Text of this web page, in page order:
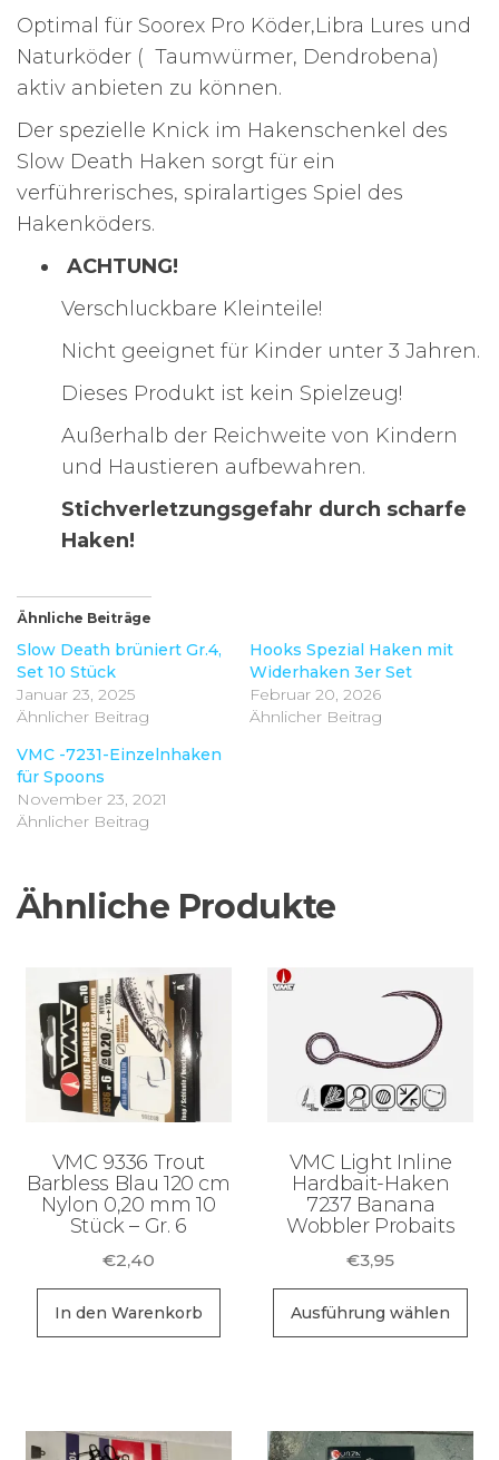
Optimal für Soorex Pro Köder,Libra Lures und
Naturköder ( Taumwürmer, Dendrobena)
aktiv anbieten zu können.
Der spezielle Knick im Hakenschenkel des
Slow Death Haken sorgt für ein
verführerisches, spiralartiges Spiel des
Hakenköders.
ACHTUNG!
Verschluckbare Kleinteile!
Nicht geeignet für Kinder unter 3 Jahren.
Dieses Produkt ist kein Spielzeug!
Außerhalb der Reichweite von Kindern
und Haustieren aufbewahren.
Stichverletzungsgefahr durch scharfe
Haken!
Ähnliche Beiträge
Slow Death brüniert Gr.4,
Set 10 Stück
Januar 23, 2025
Ähnlicher Beitrag
Hooks Spezial Haken mit
Widerhaken 3er Set
Februar 20, 2026
Ähnlicher Beitrag
VMC -7231-Einzelnhaken
für Spoons
November 23, 2021
Ähnlicher Beitrag
Ähnliche Produkte
VMC 9336 Trout
Barbless Blau 120 cm
Nylon 0,20 mm 10
Stück – Gr. 6
€2,40
In den Warenkorb
VMC Light Inline
Hardbait-Haken
7237 Banana
Wobbler Probaits
€3,95
Ausführung wählen